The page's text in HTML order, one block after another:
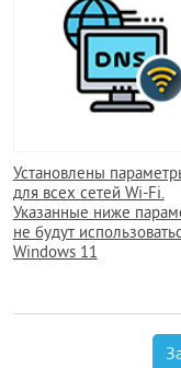
Установлены
для всех сетей Wi-Fi.
Указанные ниже
не будут
Windows 11